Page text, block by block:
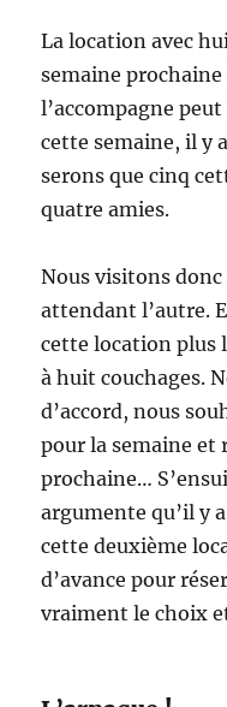
La location avec
semaine
l’accompagne
cette semaine, il y
serons que cinq
quatre amies.
Nous visitons
attendant l’autre.
cette location plus
à huit couchages.
d’accord, nous
pour la semaine et
prochaine…
argumente qu’il y
cette deuxième
d’avance pour
vraiment le choix